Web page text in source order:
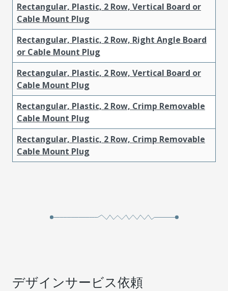
Rectangular, Plastic, 2 Row, Vertical Board or
Cable Mount Plug
Rectangular, Plastic, 2 Row, Right Angle Board
or Cable Mount Plug
Rectangular, Plastic, 2 Row, Vertical Board or
Cable Mount Plug
Rectangular, Plastic, 2 Row, Crimp Removable
Cable Mount Plug
Rectangular, Plastic, 2 Row, Crimp Removable
Cable Mount Plug
デザインサービス依頼